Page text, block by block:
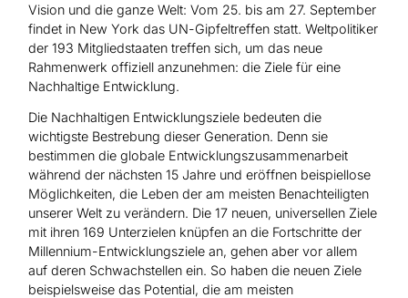
Vision und die ganze Welt: Vom 25. bis am 27. September
findet in New York das UN-Gipfeltreffen statt. Weltpolitiker
der 193 Mitgliedstaaten treffen sich, um das neue
Rahmenwerk offiziell anzunehmen: die Ziele für eine
Nachhaltige Entwicklung.
Die Nachhaltigen Entwicklungsziele bedeuten die
wichtigste Bestrebung dieser Generation. Denn sie
bestimmen die globale Entwicklungszusammenarbeit
während der nächsten 15 Jahre und eröffnen beispiellose
Möglichkeiten, die Leben der am meisten Benachteiligten
unserer Welt zu verändern. Die 17 neuen, universellen Ziele
mit ihren 169 Unterzielen knüpfen an die Fortschritte der
Millennium-Entwicklungsziele an, gehen aber vor allem
auf deren Schwachstellen ein. So haben die neuen Ziele
beispielsweise das Potential, die am meisten